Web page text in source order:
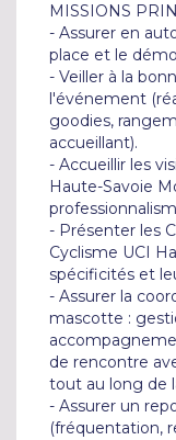
MISSIONS
- Assurer en
place et le
- Veiller à la
l'événement
goodies,
accueillant).
- Accueillir les
Haute-Savoie
- Présenter les
Cyclisme UCI
spécificités et
- Assurer la
mascotte :
de rencontre
tout au long de
- Assurer un
(fréquentation,